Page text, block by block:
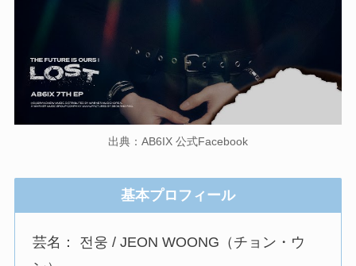
出典：AB6IX 公式Facebook
基本プロフィール
芸名： 전웅 / JEON WOONG（チョン・ウ